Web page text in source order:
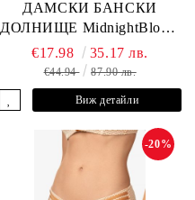
ДАМСКИ БАНСКИ
ДОЛНИЩЕ MidnightBloom
L2505-Z-MCR MARC &
ANDRE
€17.98 35.17 лв.
€44.94 87.90 лв.
Виж детайли
-20%